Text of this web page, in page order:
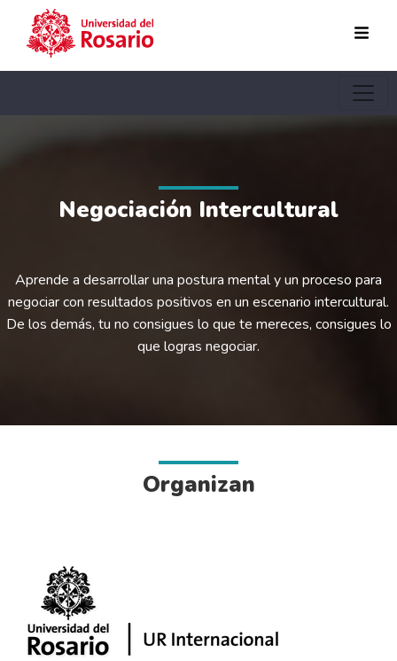
Negociación Intercultural
Aprende a desarrollar una postura mental y un proceso para
negociar con resultados positivos en un escenario intercultural.
De los demás, tu no consigues lo que te mereces, consigues lo
que logras negociar.
Organizan